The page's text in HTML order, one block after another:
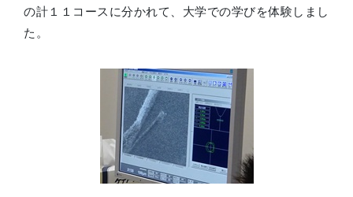
の計１１コースに分かれて、大学での学びを体験しまし
た。